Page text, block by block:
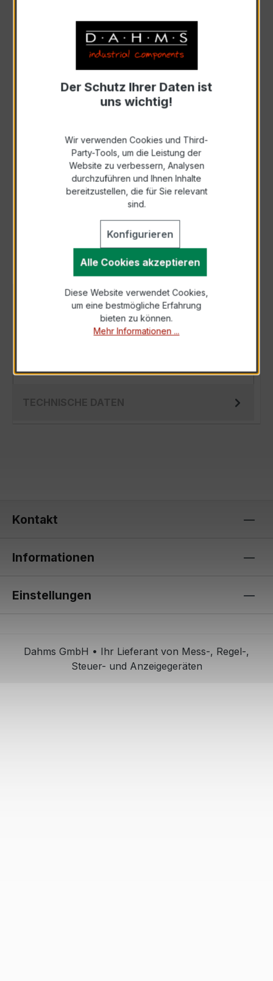
Auswahl zurücksetzen
35011
Zur Sammelanfrage hinzufügen
Anfrage telefonisch
Als PDF exportieren
BESCHREIBUNG
Der Wickelstromwandler WSK 60 5/5A 2,5VA
Kl.0,5 ist ein kompakter, hochpräziser
TECHNISCHE DATEN
Kontakt
Informationen
Einstellungen
Dahms GmbH • Ihr Lieferant von Mess-, Regel-,
Steuer- und Anzeigegeräten
Der Schutz Ihrer Daten ist
uns wichtig!
Wir verwenden Cookies und Third-
Party-Tools, um die Leistung der
Website zu verbessern, Analysen
durchzuführen und Ihnen Inhalte
bereitzustellen, die für Sie relevant
sind.
Konfigurieren
Alle Cookies akzeptieren
Diese Website verwendet Cookies,
um eine bestmögliche Erfahrung
bieten zu können.
Mehr Informationen ...